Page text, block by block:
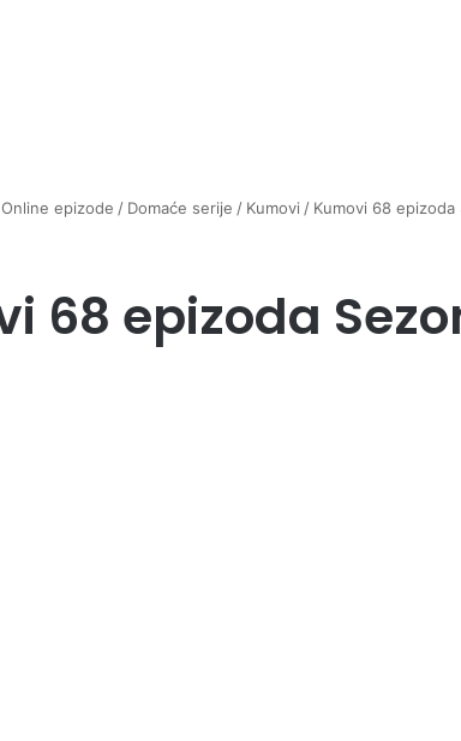
Online epizode / Domaće serije / Kumovi / Kumovi 68 epizoda
68 epizoda